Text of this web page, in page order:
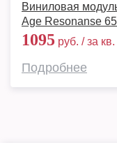
Виниловая
Age Resonanse
1095 руб. / за
Подробнее